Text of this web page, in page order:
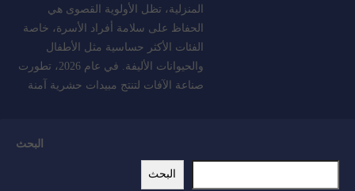
المنزلية، تظل الأولوية القصوى هي
الحفاظ على سلامة أفراد الأسرة، خاصة
الفئات الأكثر حساسية مثل الأطفال
والحيوانات الأليفة. في عام 2026، تطورت
صناعة الآفات لتنتج مبيدات حشرية آمنة
البحث
البحث